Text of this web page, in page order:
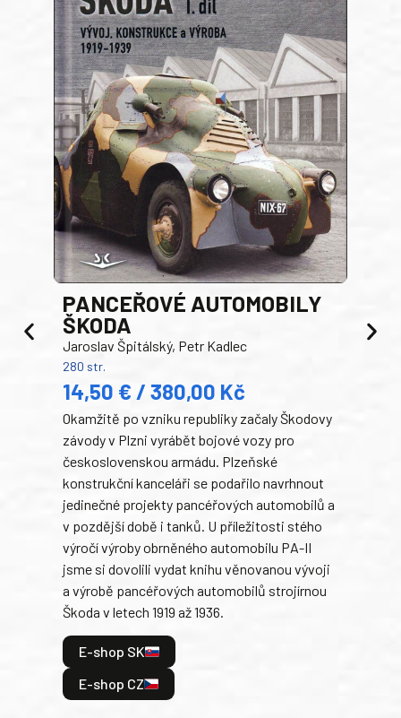
PANCEŘOVÉ AUTOMOBILY
ŠKODA
Jaroslav Špitálský, Petr Kadlec
280 str.
14,50 € / 380,00 Kč
Okamžitě po vzniku republiky začaly Škodovy
závody v Plzni vyrábět bojové vozy pro
československou armádu. Plzeňské
konstrukční kanceláři se podařilo navrhnout
jedinečné projekty pancéřových automobilů a
v pozdější době i tanků. U příležitosti stého
výročí výroby obrněného automobilu PA-II
jsme si dovolili vydat knihu věnovanou vývoji
a výrobě pancéřových automobilů strojírnou
Škoda v letech 1919 až 1936.
E-shop SK
E-shop CZ